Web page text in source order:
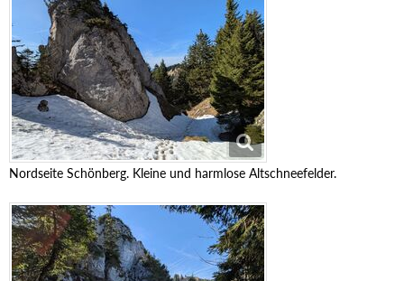
Nordseite Schönberg. Kleine und harmlose Altschneefelder.